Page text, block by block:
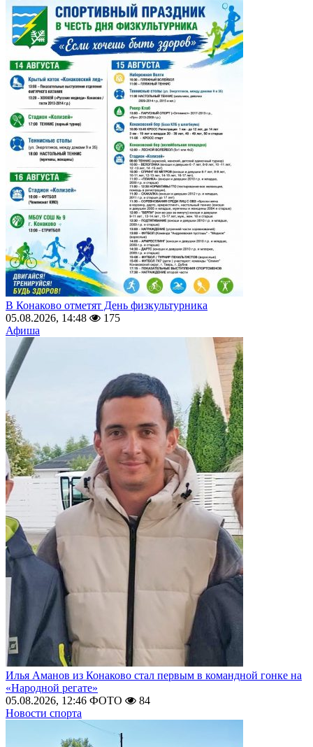
В Конаково отметят День физкультурника
05.08.2026, 14:48
175
Афиша
Илья Аманов из Конаково стал первым в командной гонке на
«Народной регате»
05.08.2026, 12:46 ФОТО
84
Новости спорта